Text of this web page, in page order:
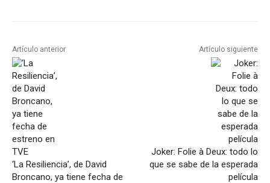
Artículo anterior
‘La Resiliencia’, de David
Broncano, ya tiene fecha de
Artículo siguiente
Joker: Folie à Deux: todo lo
que se sabe de la esperada
película